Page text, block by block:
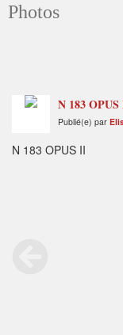
Photos
N 183
Publié(e) par
N 183 OPUS II